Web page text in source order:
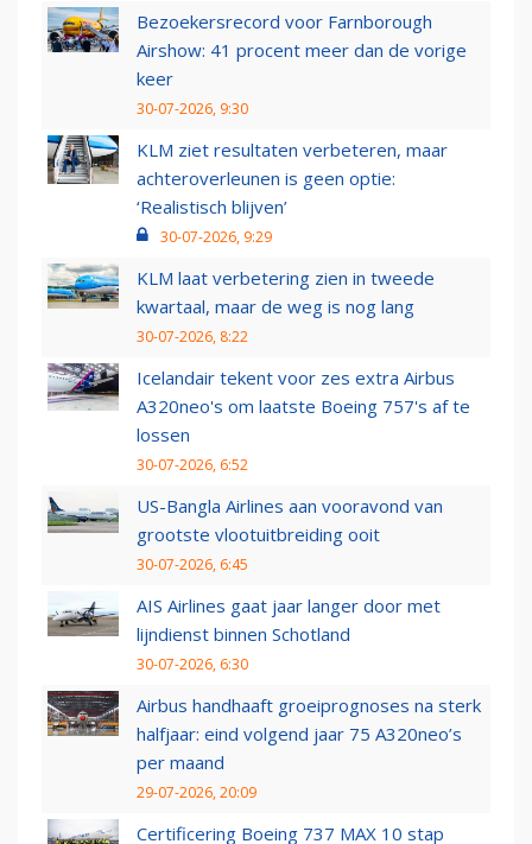
Bezoekersrecord voor Farnborough
Airshow: 41 procent meer dan de vorige
keer
30-07-2026, 9:30
KLM ziet resultaten verbeteren, maar
achteroverleunen is geen optie:
‘Realistisch blijven’
30-07-2026, 9:29
KLM laat verbetering zien in tweede
kwartaal, maar de weg is nog lang
30-07-2026, 8:22
Icelandair tekent voor zes extra Airbus
A320neo's om laatste Boeing 757's af te
lossen
30-07-2026, 6:52
US-Bangla Airlines aan vooravond van
grootste vlootuitbreiding ooit
30-07-2026, 6:45
AIS Airlines gaat jaar langer door met
lijndienst binnen Schotland
30-07-2026, 6:30
Airbus handhaaft groeiprognoses na sterk
halfjaar: eind volgend jaar 75 A320neo’s
per maand
29-07-2026, 20:09
Certificering Boeing 737 MAX 10 stap